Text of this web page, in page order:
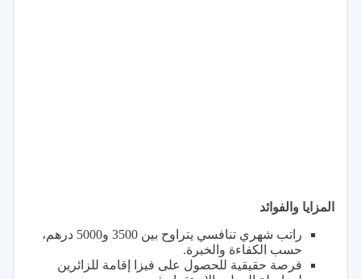
المزايا والفوائد
راتب شهري تنافسي يتراوح بين 3500 و5000 درهم،
حسب الكفاءة والخبرة.
فرصة حقيقية للحصول على فيزا إقامة للزائرين